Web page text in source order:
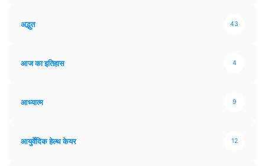
अद्भुत 43
आज का इतिहास 4
आध्यात्म 9
आयुर्वेदिक हेल्थ केयर 12